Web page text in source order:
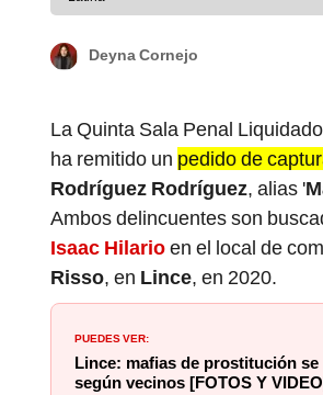
Deyna Cornejo
La Quinta Sala Penal
ha remitido un pedido de
Rodríguez Rodríguez, alias '
Ambos delincuentes son
Isaac Hilarioen el local de
Risso, en Lince, en 2020.
PUEDES VER:
Lince: mafias de prostitución
según vecinos [FOTOS Y